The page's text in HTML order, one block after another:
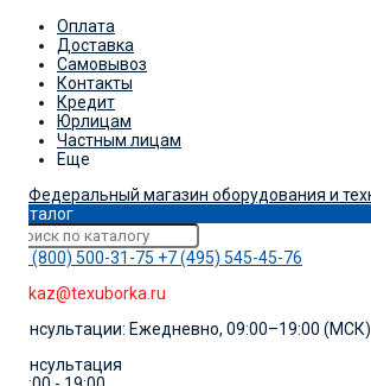
Оплата
Доставка
Самовывоз
Контакты
Кредит
Юрлицам
Частным лицам
Еще
Каталог
+7 (800) 500-31-75 +7 (495) 545-45-76
zakaz@texuborka.ru
Консультации: Ежедневно, 09:00–19:00 (МСК)
Консультация